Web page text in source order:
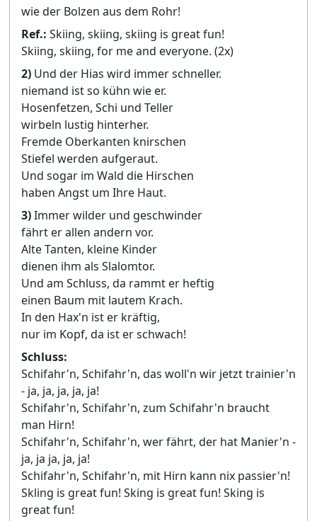
wie der Bolzen aus dem Rohr!
Ref.: Skiing, skiing, skiing is great fun!
Skiing, skiing, for me and everyone. (2x)
2) Und der Hias wird immer schneller.
niemand ist so kühn wie er.
Hosenfetzen, Schi und Teller
wirbeln lustig hinterher.
Fremde Oberkanten knirschen
Stiefel werden aufgeraut.
Und sogar im Wald die Hirschen
haben Angst um Ihre Haut.
3)Immer wilder und geschwinder
fährt er allen andern vor.
Alte Tanten, kleine Kinder
dienen ihm als Slalomtor.
Und am Schluss, da rammt er heftig
einen Baum mit lautem Krach.
In den Hax'n ist er kräftig,
nur im Kopf, da ist er schwach!
Schluss:
Schifahr'n, Schifahr'n, das woll'n wir jetzt trainier'n
- ja, ja, ja, ja, ja!
Schifahr'n, Schifahr'n, zum Schifahr'n braucht
man Hirn!
Schifahr'n, Schifahr'n, wer fährt, der hat Manier'n -
ja, ja ja, ja, ja!
Schifahr'n, Schifahr'n, mit Hirn kann nix passier'n!
Skling is great fun! Sking is great fun! Sking is
great fun!